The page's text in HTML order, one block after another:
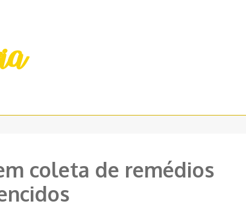
coleta de remédios